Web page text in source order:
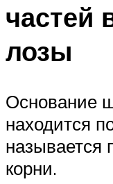
частей
лозы
Основание
находится
называется
корни.